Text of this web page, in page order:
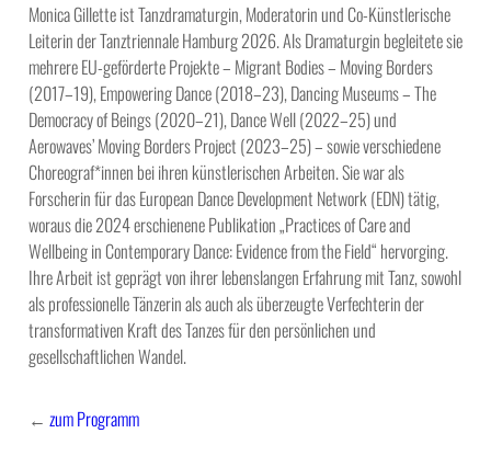
Monica Gillette ist Tanzdramaturgin, Moderatorin und Co-Künstlerische
Leiterin der Tanztriennale Hamburg 2026. Als Dramaturgin begleitete sie
mehrere EU-geförderte Projekte – Migrant Bodies – Moving Borders
(2017–19), Empowering Dance (2018–23), Dancing Museums – The
Democracy of Beings (2020–21), Dance Well (2022–25) und
Aerowaves’ Moving Borders Project (2023–25) – sowie verschiedene
Choreograf*innen bei ihren künstlerischen Arbeiten. Sie war als
Forscherin für das European Dance Development Network (EDN) tätig,
woraus die 2024 erschienene Publikation „Practices of Care and
Wellbeing in Contemporary Dance: Evidence from the Field“ hervorging.
Ihre Arbeit ist geprägt von ihrer lebenslangen Erfahrung mit Tanz, sowohl
als professionelle Tänzerin als auch als überzeugte Verfechterin der
transformativen Kraft des Tanzes für den persönlichen und
gesellschaftlichen Wandel.
← zum Programm